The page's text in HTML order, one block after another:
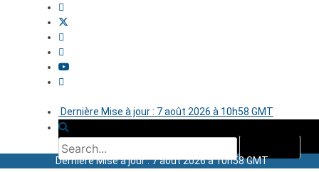
Dernière Mise à jour : 7 août 2026 à 10h58 GMT
Dernière Mise à jour : 7 août 2026 à 10h58 GMT